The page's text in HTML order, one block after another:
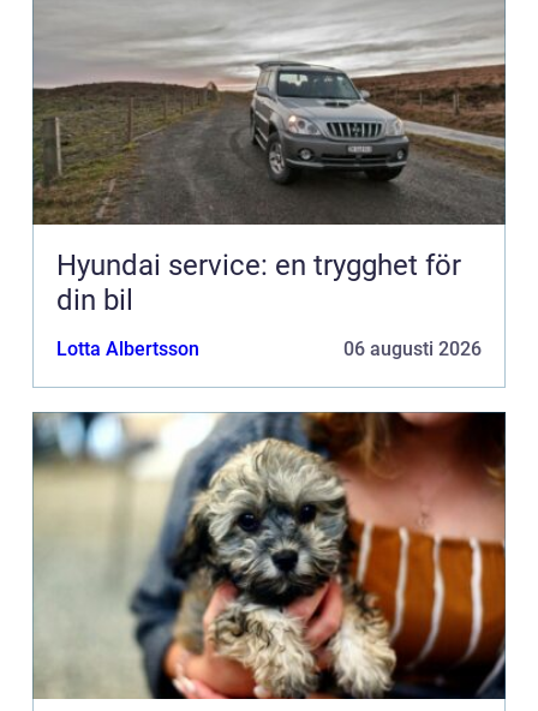
Hyundai service: en trygghet för
din bil
Lotta Albertsson 06 augusti 2026